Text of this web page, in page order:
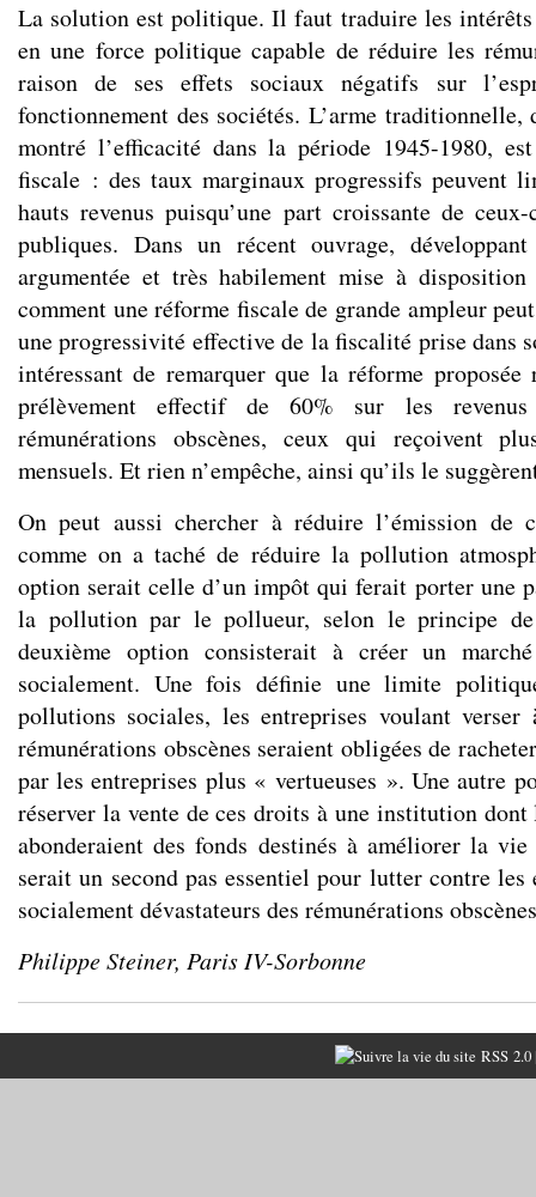
La solution est politique. Il faut traduire les
en une force politique capable de réduire les
raison de ses effets sociaux négatifs sur
fonctionnement des sociétés. L’arme
montré l’efficacité dans la période 1945-1980,
fiscale : des taux marginaux progressifs peuvent
hauts revenus puisqu’une part croissante de
publiques. Dans un récent ouvrage,
argumentée et très habilement mise à
comment une réforme fiscale de grande ampleur
une progressivité effective de la fiscalité prise dans
intéressant de remarquer que la réforme
prélèvement effectif de 60% sur les revenus
rémunérations obscènes, ceux qui reçoivent
mensuels. Et rien n’empêche, ainsi qu’ils le
On peut aussi chercher à réduire l’émission de
comme on a taché de réduire la pollution
option serait celle d’un impôt qui ferait porter une
la pollution par le pollueur, selon le principe de
deuxième option consisterait à créer un
socialement. Une fois définie une limite
pollutions sociales, les entreprises voulant
rémunérations obscènes seraient obligées de
par les entreprises plus « vertueuses ». Une autre
réserver la vente de ces droits à une institution dont
abonderaient des fonds destinés à améliorer la
serait un second pas essentiel pour lutter contre
socialement dévastateurs des rémunérations
Philippe Steiner, Paris IV-Sorbonne
RSS 2.0